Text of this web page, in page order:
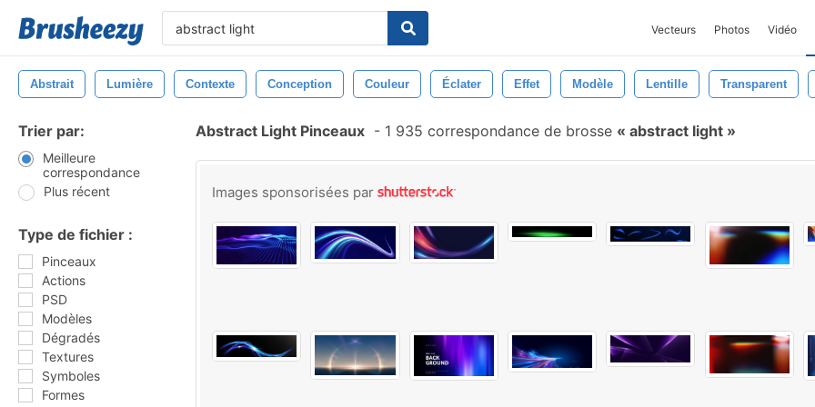
Vecteurs Photos Vidéo
Abstrait Lumière Contexte Conception Couleur Éclater Effet Modèle Lentille Transparent
Trier par:
Meilleure
correspondance
Plus récent
Type de fichier :
Pinceaux
Actions
PSD
Modèles
Dégradés
Textures
Symboles
Formes
Abstract Light Pinceaux - 1 935 correspondance de brosse abstract light
Images sponsorisées par